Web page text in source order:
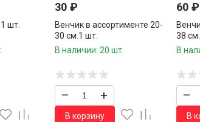
шт.
30 ₽
Венчик в ассортименте 20-
30 см.1 шт.
В наличии: 20 шт.
– +
В корзину
60 ₽
38
В
–
В